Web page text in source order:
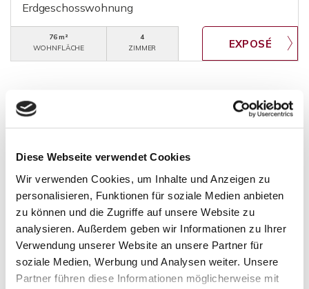
Diese Webseite verwendet Cookies
Wir verwenden Cookies, um Inhalte und Anzeigen zu
personalisieren, Funktionen für soziale Medien anbieten
zu können und die Zugriffe auf unsere Website zu
analysieren. Außerdem geben wir Informationen zu Ihrer
Verwendung unserer Website an unsere Partner für
soziale Medien, Werbung und Analysen weiter. Unsere
Partner führen diese Informationen möglicherweise mit
Erdgeschosswohnung
76 m²
WOHNFLÄCHE
4
ZIMMER
Alsbach-Hähnlein Bensheim Birkenau
Heppenheim (Bergstraße)
Heppenheim (Bergstraße) / Kirschhausen
Heppenheim (Bergstraße) / Sonderbach
Heppenheim-Kirschhausen Käfertal Laudenbach
Lautertal / Elmshausen
Lorsch
Mannheim
Mörlenbach / Bonsweiher Obernburg am Main Rimbach